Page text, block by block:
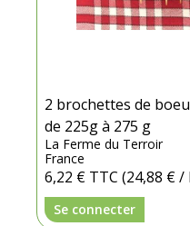
2 brochettes de
de 225g à 275 g
La Ferme du Terroir
France
6,22 € TTC (24,88 € /
Se connecter